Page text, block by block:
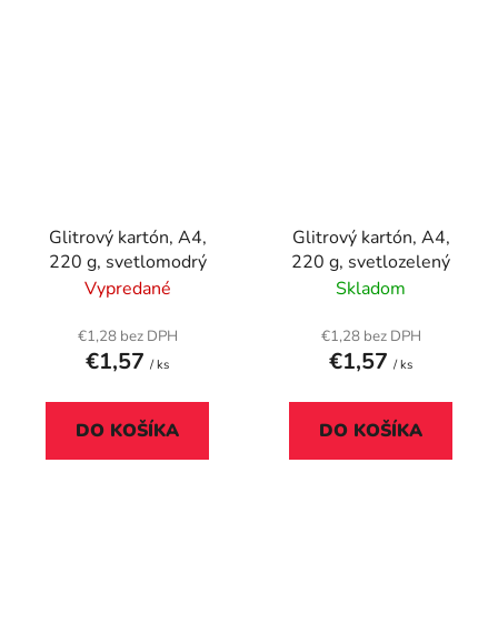
Glitrový kartón, A4,
220 g, svetlomodrý
Vypredané
€1,28 bez DPH
€1,57 / ks
DO KOŠÍKA
Glitrový kartón, A4,
220 g, svetlozelený
Skladom
€1,28 bez DPH
€1,57 / ks
DO KOŠÍKA